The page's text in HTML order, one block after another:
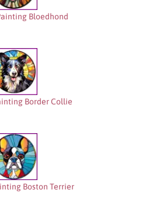
Bloedhond
Border Collie
Boston Terrier